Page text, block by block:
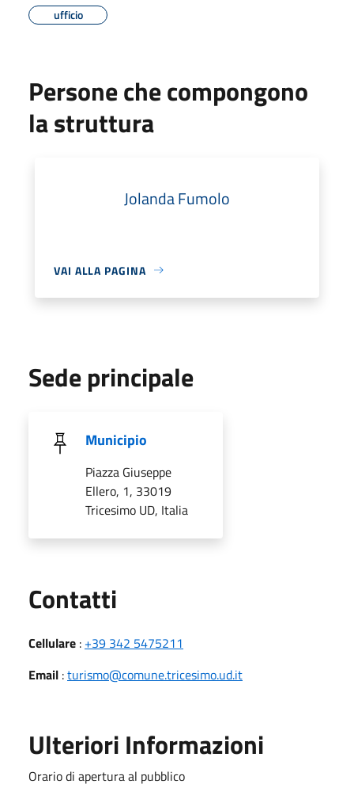
ufficio
Persone che compongono
la struttura
Jolanda Fumolo
VAI ALLA PAGINA
Sede principale
Municipio
Piazza Giuseppe
Ellero, 1, 33019
Tricesimo UD, Italia
Contatti
Cellulare : +39 342 5475211
Email :turismo@comune.tricesimo.ud.it
Ulteriori Informazioni
Orario di apertura al pubblico